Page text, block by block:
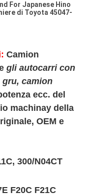
For Japanese Hino
di Toyota 45047-
Camion
gli autocarri con
camion
ecc. del
machinay della
OEM e
300/N04CT
F20C F21C